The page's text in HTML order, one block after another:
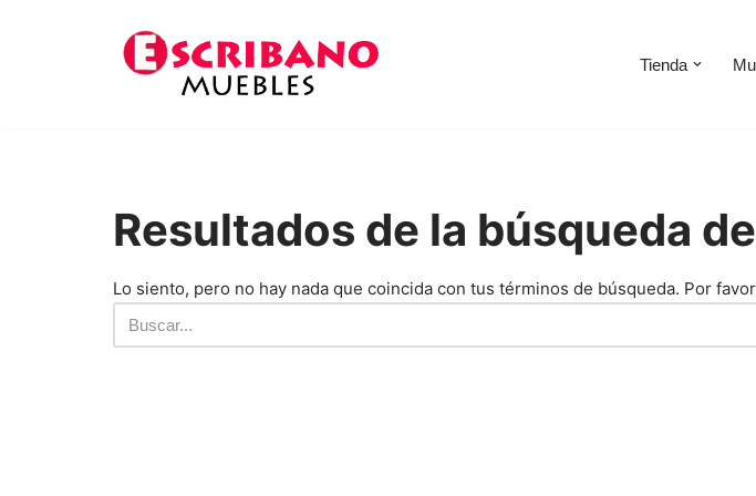
Tienda
Resultados de la búsqueda
Lo siento, pero no hay nada que coincida con tus términos de búsqueda. Por